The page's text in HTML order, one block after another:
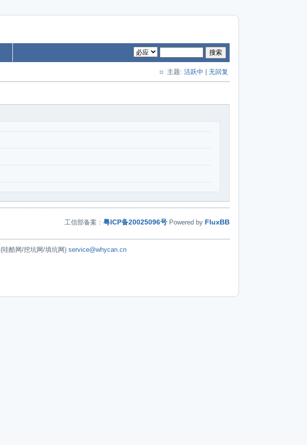
搜索
主题: 活跃中 无回复
工信部备案： 粤ICP备20025096号 Powered by FluxBB
(哇酷网/挖坑网/填坑网) service@whycan.cn